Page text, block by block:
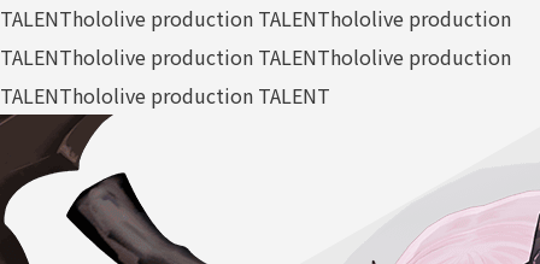
TALENThololive production TALENThololive production
TALENThololive production TALENThololive production
TALENThololive production TALENT